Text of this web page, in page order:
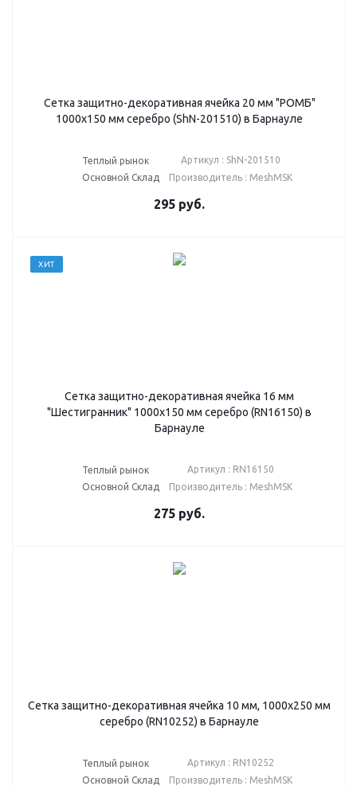
Сетка защитно-декоративная ячейка 20 мм "РОМБ"
1000х150 мм серебро (ShN-201510) в Барнауле
Теплый рынок
Основной Склад
Артикул : ShN-201510
Производитель : MeshMSK
295 руб.
ХИТ
Сетка защитно-декоративная ячейка 16 мм
"Шестигранник" 1000х150 мм серебро (RN16150) в
Барнауле
Теплый рынок
Основной Склад
Артикул : RN16150
Производитель : MeshMSK
275 руб.
Сетка защитно-декоративная ячейка 10 мм, 1000х250 мм
серебро (RN10252) в Барнауле
Теплый рынок
Основной Склад
Артикул : RN10252
Производитель : MeshMSK